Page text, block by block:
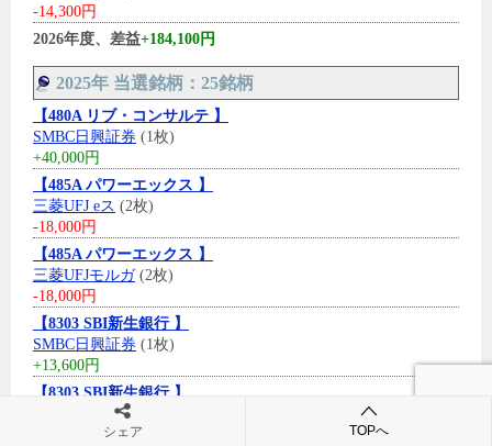
-14,300円
2026年度、差益+184,100円
2025年 当選銘柄：25銘柄
【480A リブ・コンサルテ 】
SMBC日興証券 (1枚)
+40,000円
【485A パワーエックス 】
三菱UFJ eス (2枚)
-18,000円
【485A パワーエックス 】
三菱UFJモルガ(2枚)
-18,000円
【8303 SBI新生銀行 】
SMBC日興証券 (1枚)
+13,600円
【8303 SBI新生銀行 】
(2枚)
シェア TOPへ